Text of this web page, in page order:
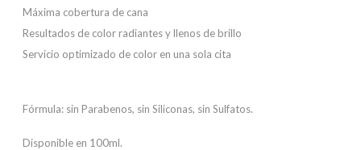
Máxima cobertura de cana
Resultados de color radiantes y llenos de brillo
Servicio optimizado de color en una sola cita
Fórmula: sin Parabenos, sin Siliconas, sin Sulfatos.
Disponible en 100ml.